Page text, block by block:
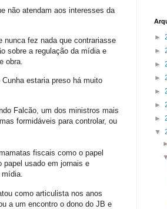
não atendam aos interesses da
nunca fez nada que contrariasse
sobre a regulação da mídia e
obra.
estaria preso há muito
Falcão, um dos ministros mais
formidáveis para controlar, ou
fiscais como o papel
papel usado em jornais e
como articulista nos anos
a um encontro o dono do JB e
►
►
►
►
►
►
►
▼